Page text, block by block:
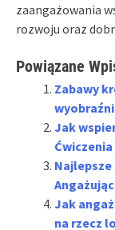
zaangażowania
rozwoju oraz
Powiązane
Zabawy
Jak
Jak
na rzecz